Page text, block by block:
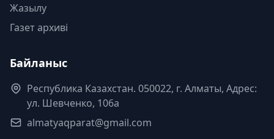
Жазылу
Газет архиві
Байланыс
Республика Казахстан. 050022, г. Алматы, Адрес:
ул. Шевченко, 106а
almatyaqparat@gmail.com